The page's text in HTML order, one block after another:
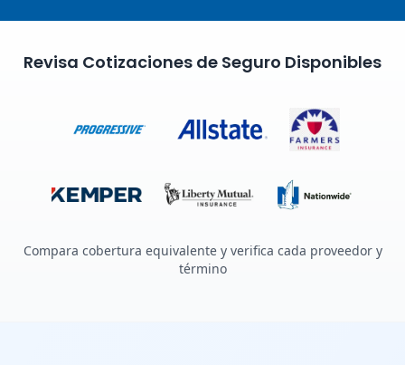
Revisa Cotizaciones de Seguro Disponibles
Compara cobertura equivalente y verifica cada proveedor y
término